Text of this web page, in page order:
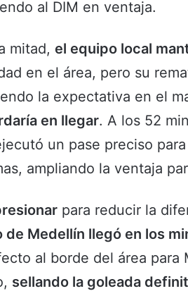
al DIM en ventaja.
mitad, el equipo local
en el área, pero su
la expectativa en el
en llegar. A los 52
un pase preciso
ampliando la ventaja
para reducir la
Medellín llegó en los
al borde del área para
sellando la goleada